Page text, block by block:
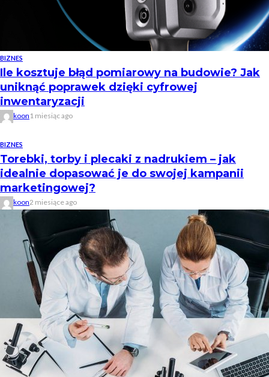
BIZNES
Ile kosztuje błąd pomiarowy na budowie? Jak
uniknąć poprawek dzięki cyfrowej
inwentaryzacji
koon 1 miesiąc ago
BIZNES
Torebki, torby i plecaki z nadrukiem – jak
idealnie dopasować je do swojej kampanii
marketingowej?
koon2 miesiące ago